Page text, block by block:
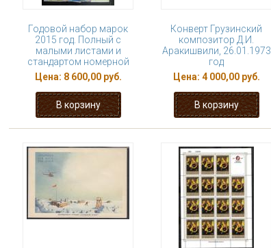
Годовой набор марок
2015 год. Полный c
малыми листами и
стандартом номерной
Цена: 8 600,00 руб.
Конверт Грузинский
композитор Д.И.
Аракишвили, 26.01.1973
год
Цена: 4 000,00 руб.